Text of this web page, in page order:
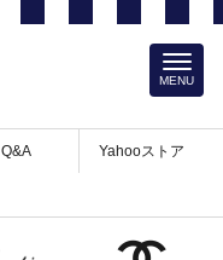
Q&A Yahooストア
MENU